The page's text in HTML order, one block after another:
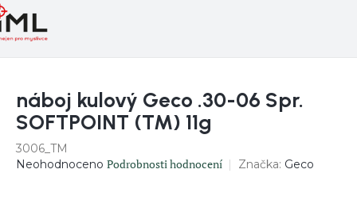
náboj kulový Geco .30-06 Spr.
SOFTPOINT (TM) 11g
3006_TM
Průměrné
Neohodnoceno Podrobnosti hodnocení Značka: Geco